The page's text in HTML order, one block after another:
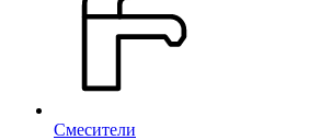
Смесители